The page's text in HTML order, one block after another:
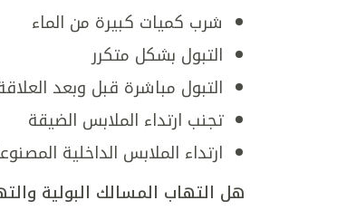
شرب كميات كبيرة من الماء
التبول بشكل متكرر
التبول مباشرة قبل وبعد
تجنب ارتداء الملابس الضيقة
ارتداء الملابس الداخلية
هل التهاب المسالك البولية